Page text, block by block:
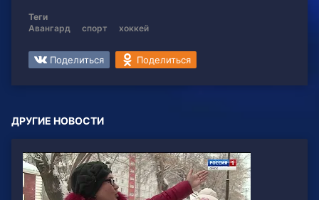
Теги
Авангард
спорт хоккей
Поделиться Поделиться
ДРУГИЕ НОВОСТИ